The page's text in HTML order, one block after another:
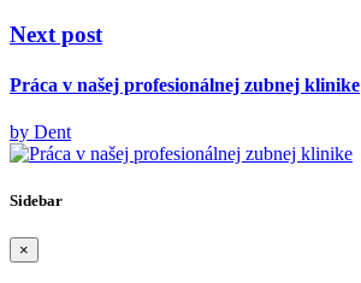
Next post
Práca v našej profesionálnej zubnej klinike
by Dent
Sidebar
×